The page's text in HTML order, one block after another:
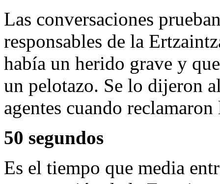
Las conversaciones
responsables de la
había un herido grave y
un pelotazo. Se lo dijeron
agentes cuando
50 segundos
Es el tiempo que media